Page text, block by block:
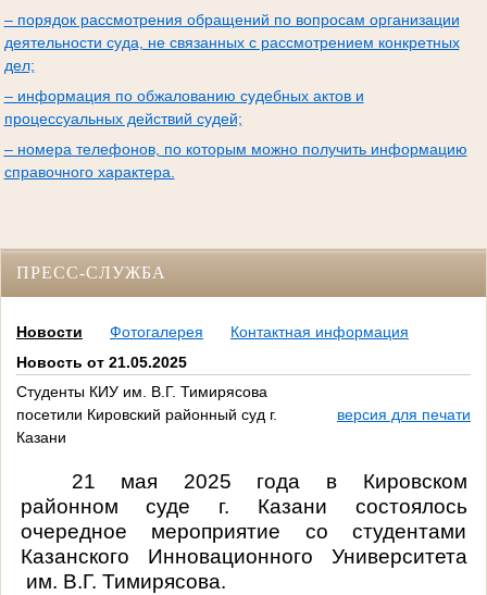
– порядок рассмотрения обращений по вопросам организации
деятельности суда, не связанных с рассмотрением конкретных
дел;
– информация по обжалованию судебных актов и
процессуальных действий судей;
– номера телефонов, по которым можно получить информацию
справочного характера.
ПРЕСС-СЛУЖБА
Новости Фотогалерея
Контактная информация
Новость от 21.05.2025
Студенты КИУ им. В.Г. Тимирясова
посетили Кировский районный суд г.
Казани
версия для печати
21 мая 2025 года в Кировском
районном суде г. Казани состоялось
очередное мероприятие со студентами
Казанского Инновационного Университета
им. В.Г. Тимирясова.